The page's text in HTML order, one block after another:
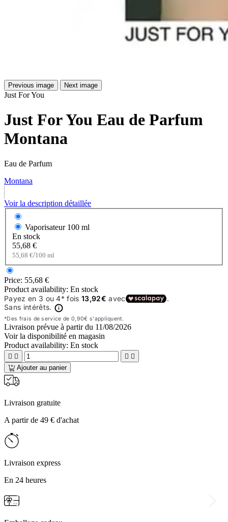
Previous image Next image
Just For You
Just For You Eau de Parfum
Montana
Eau de Parfum
Montana
Voir la description détaillée
Vaporisateur 100 ml
En stock
55,68 €
55,68 €/100 ml
Price: 55,68 €
Product availability: En stock
Livraison prévue à partir du 11/08/2026
Voir la disponibilité en magasin
Product availability: En stock
   
Ajouter au panier
Livraison gratuite
A partir de 49 € d'achat
Livraison express
En 24 heures